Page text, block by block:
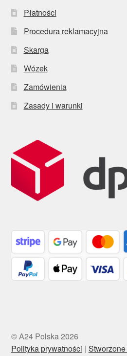
Płatności
Procedura reklamacyjna
Skarga
Wózek
Zamówienia
Zasady i warunki
© A24 Polska 2026
Polityka prywatności